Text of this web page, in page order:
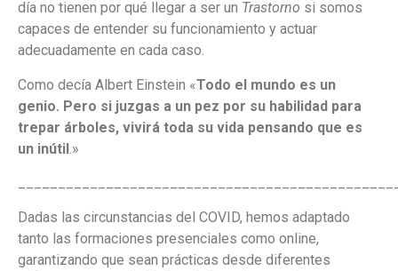
día no tienen por qué llegar a ser un Trastorno si somos
capaces de entender su funcionamiento y actuar
adecuadamente en cada caso.
Como decía Albert Einstein «Todo el mundo es un
genio. Pero si juzgas a un pez por su habilidad para
trepar árboles, vivirá toda su vida pensando que es
un inútil.»
Dadas las circunstancias del COVID, hemos adaptado
tanto las formaciones presenciales como online,
garantizando que sean prácticas desde diferentes